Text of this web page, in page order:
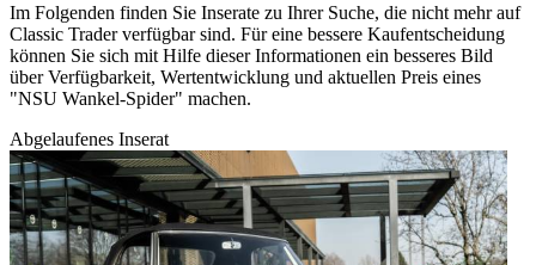
Im Folgenden finden Sie Inserate zu Ihrer Suche, die nicht mehr auf
Classic Trader verfügbar sind. Für eine bessere Kaufentscheidung
können Sie sich mit Hilfe dieser Informationen ein besseres Bild
über Verfügbarkeit, Wertentwicklung und aktuellen Preis eines
"NSU Wankel-Spider" machen.
Abgelaufenes Inserat